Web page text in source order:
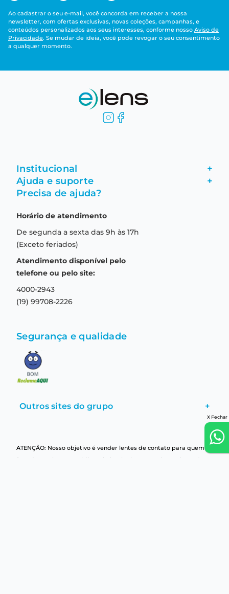
Ao cadastrar o seu e-mail, você concorda em receber a nossa
newsletter, com ofertas exclusivas, novas coleções, campanhas, e
conteúdos personalizados aos seus interesses, conforme nosso Aviso de
Privacidade. Se mudar de ideia, você pode revogar o seu consentimento
a qualquer momento.
Institucional +
Fale conosco
Formas de pagamento
Aviso de privacidade
Termos e condições de uso
Ajuda e suporte +
Garantia
Troca e devolução
Central de relacionamento
Precisa de ajuda?
Horário de atendimento
De segunda a sexta das 9h às 17h
(Exceto feriados)
Atendimento disponível pelo
telefone ou pelo site:
4000-2943
(19) 99708-2226
Segurança e qualidade
Outros sites do grupo +
ATENÇÃO: Nosso objetivo é vender lentes de contato para quem
fez adaptação com Médico Oftalmologista e recebeu orientação
X Fechar